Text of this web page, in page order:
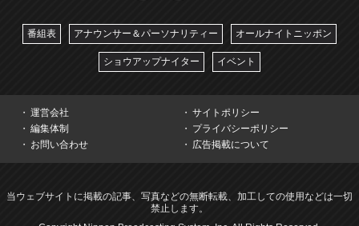
番組表 アナウンサー＆パーソナリティー オールナイトニッポン
ショウアップナイター イベント
運営会社
サイトポリシー
編集体制
プライバシーポリシー
お問い合わせ
広告掲載について
当ウェブサイトに掲載の記事、写真などの無断転載、加工しての使用などは一切
禁止します。